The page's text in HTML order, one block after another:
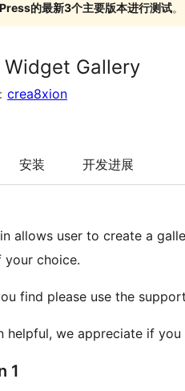
的最新3个主要版本进行测试
Widget Gallery
crea8xion
安装 开发进展
allows user to create a
choice.
find please use the
helpful, we appreciate if you
1